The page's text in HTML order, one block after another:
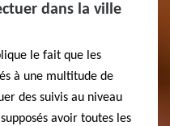
dans la ville
le fait que les
à une multitude de
des suivis au niveau
avoir toutes les